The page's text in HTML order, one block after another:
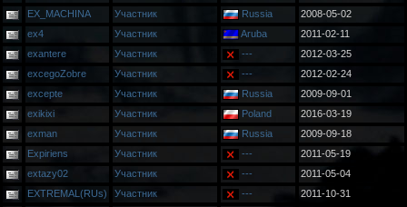
EX_MACHINA
Участник Russia
2008-05-02
ex4
Участник Aruba
2011-02-11
exantere
Участник ---
2012-03-25
excegoZobre
Участник ---
2012-02-24
excepte
Участник Russia
2009-09-01
exikixi
Участник Poland
2016-03-19
exman
Участник Russia
2009-09-18
Expiriens
Участник ---
2011-05-19
extazy02
Участник ---
2011-05-04
EXTREMAL(RUs)
Участник ---
2011-10-31